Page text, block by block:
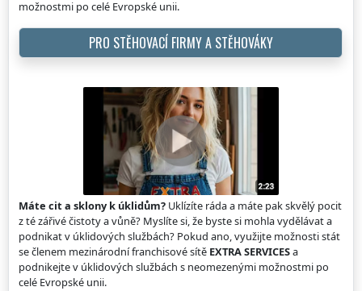
možnostmi po celé Evropské unii.
PRO STĚHOVACÍ FIRMY A STĚHOVÁKY
Máte cit a sklony k úklidům? Uklízíte ráda a máte pak skvělý pocit
z té zářivé čistoty a vůně? Myslíte si, že byste si mohla vydělávat a
podnikat v úklidových službách? Pokud ano, využijte možnosti stát
se členem mezinárodní franchisové sítě EXTRA SERVICESa
podnikejte v úklidových službách s neomezenými možnostmi po
celé Evropské unii.